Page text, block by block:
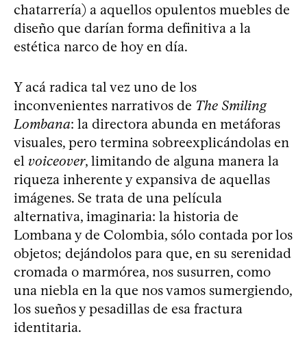
chatarrería) a aquellos opulentos muebles de
diseño que darían forma definitiva a la
estética narco de hoy en día.
Y acá radica tal vez uno de los
inconvenientes narrativos de The Smiling
Lombana: la directora abunda en metáforas
visuales, pero termina sobreexplicándolas en
el voiceover, limitando de alguna manera la
riqueza inherente y expansiva de aquellas
imágenes. Se trata de una película
alternativa, imaginaria: la historia de
Lombana y de Colombia, sólo contada por los
objetos; dejándolos para que, en su serenidad
cromada o marmórea, nos susurren, como
una niebla en la que nos vamos sumergiendo,
los sueños y pesadillas de esa fractura
identitaria.